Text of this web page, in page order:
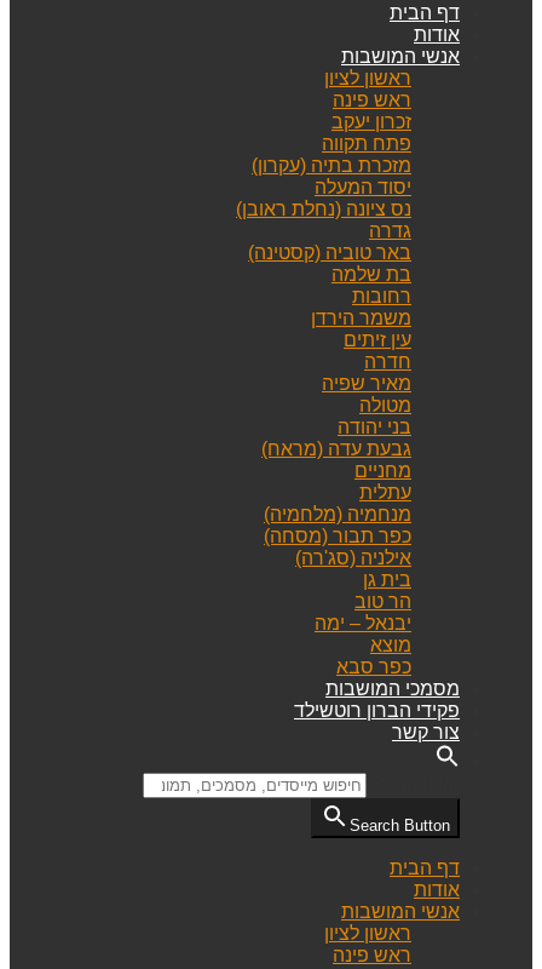
דף הבית
אודות
אנשי המושבות
ראשון לציון
ראש פינה
זכרון יעקב
פתח תקווה
מזכרת בתיה (עקרון)
יסוד המעלה
נס ציונה (נחלת ראובן)
גדרה
באר טוביה (קסטינה)
בת שלמה
רחובות
משמר הירדן
עין זיתים
חדרה
מאיר שפיה
מטולה
בני יהודה
גבעת עדה (מראח)
מחניים
עתלית
מנחמיה (מלחמיה)
כפר תבור (מסחה)
אילניה (סג'רה)
בית גן
הר טוב
יבנאל – ימה
מוצא
כפר סבא
מסמכי המושבות
פקידי הברון רוטשילד
צור קשר
Search Button
דף הבית
אודות
אנשי המושבות
ראשון לציון
ראש פינה